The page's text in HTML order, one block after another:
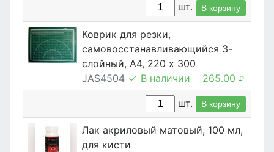
шт. В корзину
Коврик для резки,
самовосстанавливающийся 3-
слойный, А4, 220 х 300
JAS4504
В наличии 265.00 ₽
шт. В корзину
Лак акриловый матовый, 100 мл,
для кисти